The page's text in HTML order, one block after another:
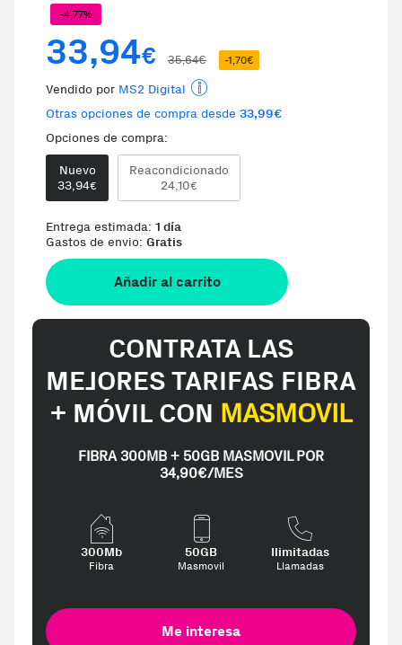
-4,77%
33,94€ 35,64€ -1,70€
Vendido por MS2 Digital
Te damos la oportunidad de
Otras opciones de compra desde 33,99€
Opciones de compra:
Nuevo
33,94€
Reacondicionado
24,10€
Entrega estimada: 1 día
Gastos de envio: Gratis
Añadir al carrito
CONTRATA LAS
MEJORES TARIFAS FIBRA
+ MÓVIL CON MASMOVIL
FIBRA 300MB + 50GB MASMOVIL POR
34,90€/MES
300Mb
Fibra
50GB
Masmovil
Ilimitadas
Llamadas
Me interesa